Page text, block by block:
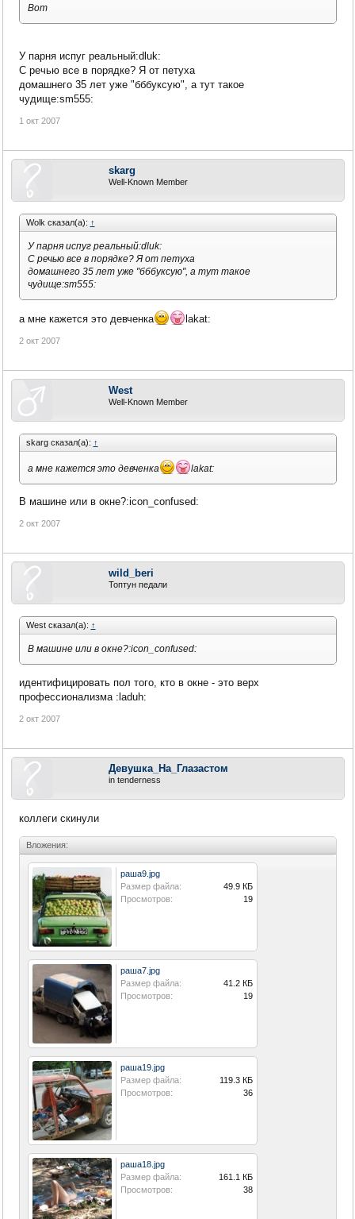
Вот
У парня испуг реальный:dluk:
С речью все в порядке? Я от петуха
домашнего 35 лет уже "бббуксую", а тут такое
чудище:sm555:
1 окт 2007
skarg
Well-Known Member
Wolk сказал(а): ↑
У парня испуг реальный:dluk:
С речью все в порядке? Я от петуха
домашнего 35 лет уже "бббуксую", а тут такое
чудище:sm555:
а мне кажется это девченка lakat:
2 окт 2007
West
Well-Known Member
skarg сказал(а): ↑
а мне кажется это девченка lakat:
В машине или в окне?:icon_confused:
2 окт 2007
wild_beri
Топтун педали
West сказал(а): ↑
В машине или в окне?:icon_confused:
идентифицировать пол того, кто в окне - это верх
профессионализма :laduh:
2 окт 2007
Девушка_На_Глазастом
in tenderness
коллеги скинули
Вложения:
раша9.jpg
Размер файла:
49.9 КБ
Просмотров:
19
раша7.jpg
Размер файла:
41.2 КБ
Просмотров:
19
раша19.jpg
Размер файла:
119.3 КБ
Просмотров:
36
раша18.jpg
Размер файла:
161.1 КБ
Просмотров:
38